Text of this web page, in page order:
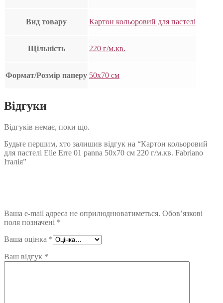
Вид товару Картон кольоровий для пастелі
Щільність 220 г/м.кв.
Формат/Розмір паперу 50х70 см
Відгуки
Відгуків немає, поки що.
Будьте першим, хто залишив відгук на “Картон кольоровий
для пастелі Elle Erre 01 panna 50х70 см 220 г/м.кв. Fabriano
Італія”
Ваша e-mail адреса не оприлюднюватиметься. Обов’язкові
поля позначені *
Ваша оцінка *
Ваш відгук *